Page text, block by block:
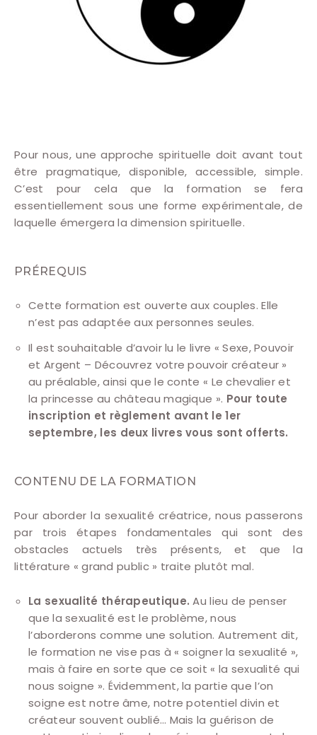
Pour nous, une approche spirituelle doit avant tout
être pragmatique, disponible, accessible, simple.
C’est pour cela que la formation se fera
essentiellement sous une forme expérimentale, de
laquelle émergera la dimension spirituelle.
PRÉREQUIS
Cette formation est ouverte aux couples. Elle
n’est pas adaptée aux personnes seules.
Il est souhaitable d’avoir lu le livre « Sexe, Pouvoir
et Argent – Découvrez votre pouvoir créateur »
au préalable, ainsi que le conte « Le chevalier et
la princesse au château magique ». Pour toute
inscription et règlement avant le 1er
septembre, les deux livres vous sont offerts.
CONTENU DE LA FORMATION
Pour aborder la sexualité créatrice, nous passerons
par trois étapes fondamentales qui sont des
obstacles actuels très présents, et que la
littérature « grand public » traite plutôt mal.
La sexualité thérapeutique.Au lieu de penser
que la sexualité est le problème, nous
l’aborderons comme une solution. Autrement dit,
le formation ne vise pas à « soigner la sexualité »,
mais à faire en sorte que ce soit « la sexualité qui
nous soigne ». Évidemment, la partie que l’on
soigne est notre âme, notre potentiel divin et
créateur souvent oublié… Mais la guérison de